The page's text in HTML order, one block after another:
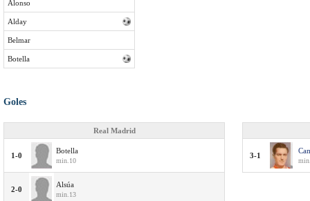
Alonso
Alday
Belmar
Botella
Goles
Real Madrid
1-0
Botella
min.10
2-0
Alsúa
min.13
3-1